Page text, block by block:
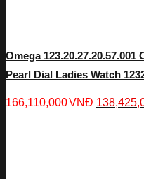
Omega
Pearl Dial Ladies Watch
166,110,000VNĐ